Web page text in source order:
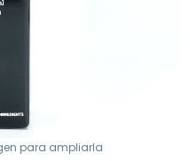
para ampliarla